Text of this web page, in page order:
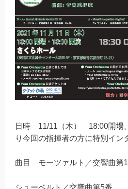
日時 11/11（木） 18:00開場
り今回の指揮者の方に特別イン
曲目 モーツァルト／交響曲第
シューベルト／交響曲第5番